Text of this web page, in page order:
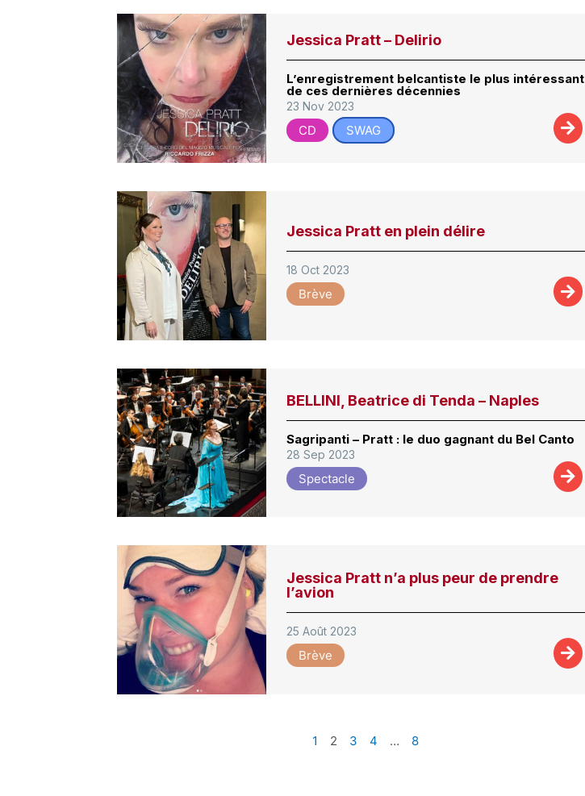
Jessica Pratt – Delirio
L’enregistrement belcantiste le plus intéressant
de ces dernières décennies
23 Nov 2023
CD SWAG
Jessica Pratt en plein délire
18 Oct 2023
Brève
BELLINI, Beatrice di Tenda – Naples
Sagripanti – Pratt : le duo gagnant du Bel Canto
28 Sep 2023
Spectacle
Jessica Pratt n’a plus peur de prendre
l’avion
25 Août 2023
Brève
1 2 3 4 … 8